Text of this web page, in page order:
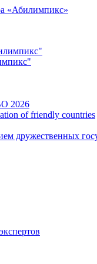
2026
of friendly countries
дружественных